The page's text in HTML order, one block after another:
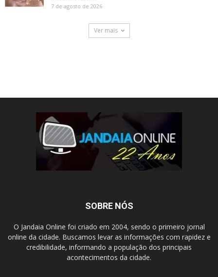
7 de agosto de 2026
Ver mais
SOBRE NÓS
O Jandaia Online foi criado em 2004, sendo o primeiro jornal
online da cidade. Buscamos levar as informações com rapidez e
credibilidade, informando a população dos principais
acontecimentos da cidade.